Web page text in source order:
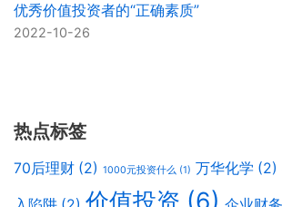
优秀价值投资者的“正确素质”
2022-10-26
热点标签
70后理财 (2) 1000元投资什么 (1) 万华化学 (2)
价值投资 (6)